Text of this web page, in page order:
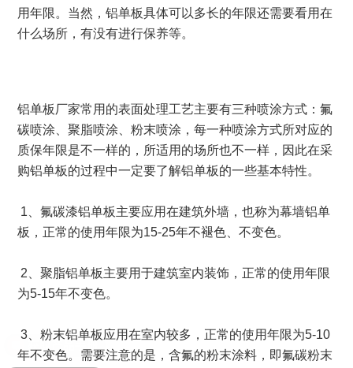
用年限。当然，铝单板具体可以多长的年限还需要看用在
什么场所，有没有进行保养等。
铝单板厂家常用的表面处理工艺主要有三种喷涂方式：氟
碳喷涂、聚脂喷涂、粉末喷涂，每一种喷涂方式所对应的
质保年限是不一样的，所适用的场所也不一样，因此在采
购铝单板的过程中一定要了解铝单板的一些基本特性。
1、氟碳漆铝单板主要应用在建筑外墙，也称为幕墙铝单
板，正常的使用年限为15-25年不褪色、不变色。
2、聚脂铝单板主要用于建筑室内装饰，正常的使用年限
为5-15年不变色。
3、粉末铝单板应用在室内较多，正常的使用年限为5-10
年不变色。需要注意的是，含氟的粉末涂料，即氟碳粉末